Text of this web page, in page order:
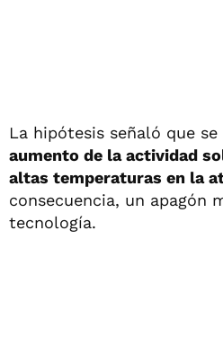
La hipótesis señaló que
aumento de la actividad
altas temperaturas en la
consecuencia, un apagón
tecnología.